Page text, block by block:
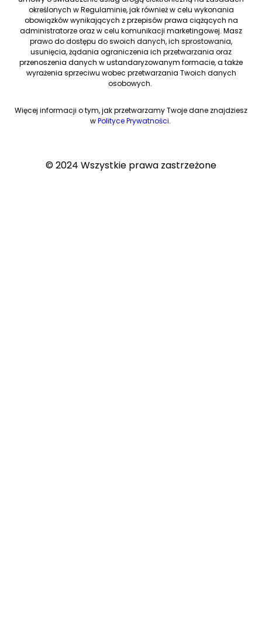
określonych w Regulaminie, jak również w celu wykonania
obowiązków wynikających z przepisów prawa ciążących na
administratorze oraz w celu komunikacji marketingowej. Masz
prawo do dostępu do swoich danych, ich sprostowania,
usunięcia, żądania ograniczenia ich przetwarzania oraz
przenoszenia danych w ustandaryzowanym formacie, a także
wyrażenia sprzeciwu wobec przetwarzania Twoich danych
osobowych.
Więcej informacji o tym, jak przetwarzamy Twoje dane znajdziesz
wPolityce Prywatności.
© 2024 Wszystkie prawa zastrzeżone